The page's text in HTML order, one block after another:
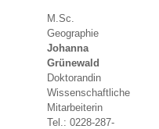
M.Sc.
Geographie
Johanna
Grünewald
Doktorandin
Wissenschaftliche
Mitarbeiterin
Tel.: 0228-287-